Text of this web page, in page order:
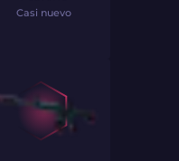
Casi nuevo